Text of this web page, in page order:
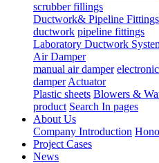
scrubber fillings
Ductwork& Pipeline Fittings
ductwork pipeline fittings
Laboratory Ductwork
Air Damper
manual air damper
damper Actuator
Plastic sheets Blowers &
product Search In pages
About Us
Company Introduction
Project Cases
News